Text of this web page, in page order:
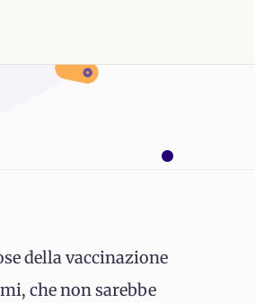
della vaccinazione
che non sarebbe